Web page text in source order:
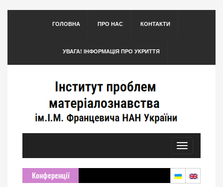
ГОЛОВНА ПРО НАС КОНТАКТИ
УВАГА! ІНФОРМАЦІЯ ПРО УКРИТТЯ
Toggle
navigation
Конференції